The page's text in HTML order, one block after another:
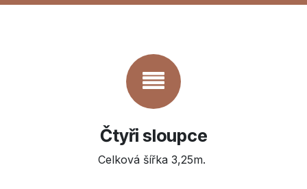
Čtyři sloupce
Celková šířka 3,25m.